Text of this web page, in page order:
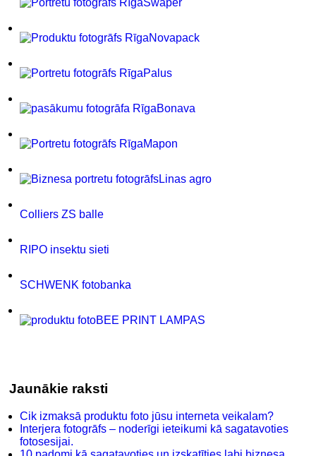
Swaper
Novapack
Palus
Bonava
Mapon
Linas agro
Colliers ZS balle
RIPO insektu sieti
SCHWENK fotobanka
BEE PRINT LAMPAS
Jaunākie raksti
Cik izmaksā produktu foto jūsu interneta veikalam?
Interjera fotogrāfs – noderīgi ieteikumi kā sagatavoties
fotosesijai.